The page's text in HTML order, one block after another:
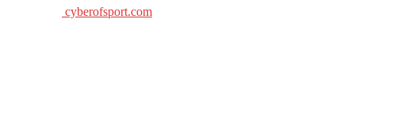
cyberofsport.com